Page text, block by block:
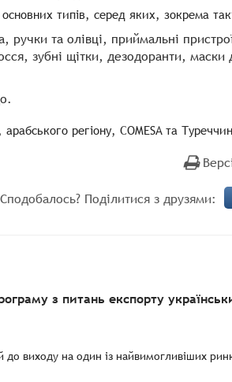
типів, серед яких, зокрема
та олівці, приймальні
зубні щітки, дезодоранти, маски
регіону, COMESA та
Сподобалось? Поділитися з друзями:
з питань експорту
виходу на один із найвимогливіших